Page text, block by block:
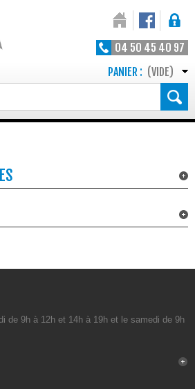
04 50 45 40 97
PANIER : (VIDE)
de 9h à 12h et 14h à 19h et le samedi de 9h